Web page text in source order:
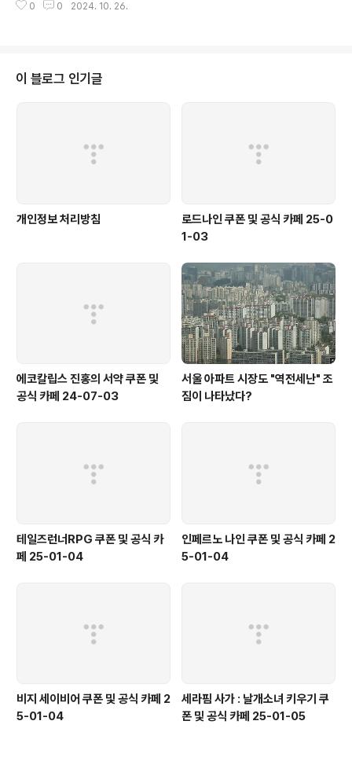
폰 찾으러 블로그나 카페를 돌아다니지 마세요. 고잉 프린세스 쿠폰 어플이 모
m/store/app..
0 0 2024. 10. 26.
이 블로그 인기글
개인정보 처리방침
로드나인 쿠폰 및 공식 카페 25-0
1-03
에코칼립스 진홍의 서약 쿠폰 및
공식 카페 24-07-03
서울 아파트 시장도 "역전세난" 조
짐이 나타났다?
테일즈런너RPG 쿠폰 및 공식 카
페 25-01-04
인페르노 나인 쿠폰 및 공식 카페 2
5-01-04
비지 세이비어 쿠폰 및 공식 카페 2
5-01-04
세라핌 사가 : 날개소녀 키우기 쿠
폰 및 공식 카페 25-01-05